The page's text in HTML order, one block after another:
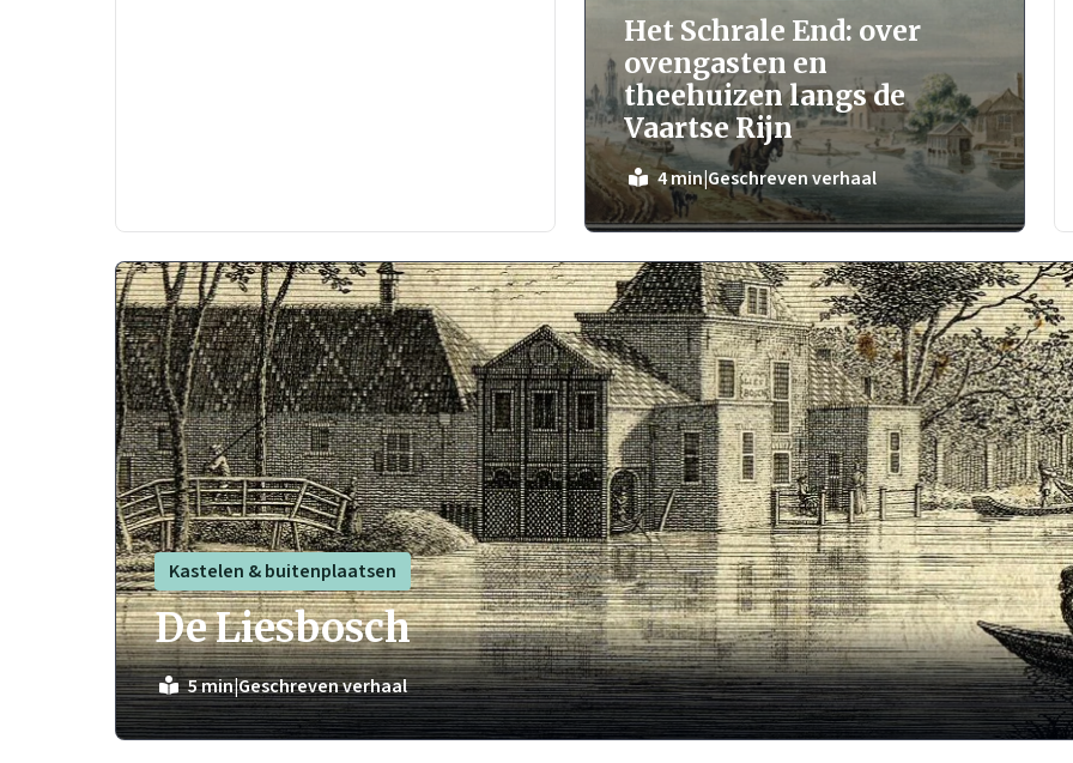
Het Schrale End: over
ovengasten en
theehuizen langs de
Vaartse Rijn
4 min|Geschreven verhaal
Kastelen & buitenplaatsen
De Liesbosch
5 min|Geschreven verhaal